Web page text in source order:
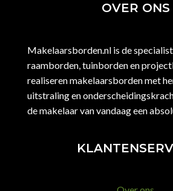
OVER ONS
Makelaarsborden.nl is de
raamborden, tuinborden en
realiseren makelaarsborden met
uitstraling en
de makelaar van vandaag een